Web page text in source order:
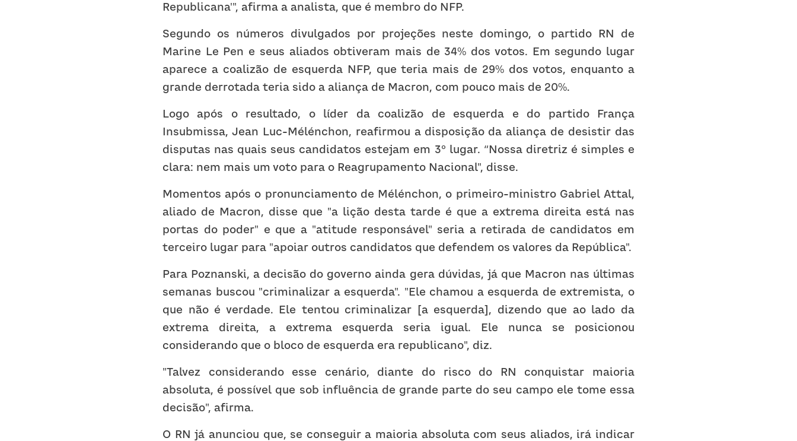
Republicana'", afirma a analista, que é membro do NFP.
Segundo os números divulgados por projeções neste domingo, o partido RN de
Marine Le Pen e seus aliados obtiveram mais de 34% dos votos. Em segundo lugar
aparece a coalizão de esquerda NFP, que teria mais de 29% dos votos, enquanto a
grande derrotada teria sido a aliança de Macron, com pouco mais de 20%.
Logo após o resultado, o líder da coalizão de esquerda e do partido França
Insubmissa, Jean Luc-Mélénchon, reafirmou a disposição da aliança de desistir das
disputas nas quais seus candidatos estejam em 3º lugar. “Nossa diretriz é simples e
clara: nem mais um voto para o Reagrupamento Nacional", disse.
Momentos após o pronunciamento de Mélénchon, o primeiro-ministro Gabriel Attal,
aliado de Macron, disse que "a lição desta tarde é que a extrema direita está nas
portas do poder" e que a "atitude responsável" seria a retirada de candidatos em
terceiro lugar para "apoiar outros candidatos que defendem os valores da República".
Para Poznanski, a decisão do governo ainda gera dúvidas, já que Macron nas últimas
semanas buscou "criminalizar a esquerda". "Ele chamou a esquerda de extremista, o
que não é verdade. Ele tentou criminalizar [a esquerda], dizendo que ao lado da
extrema direita, a extrema esquerda seria igual. Ele nunca se posicionou
considerando que o bloco de esquerda era republicano", diz.
"Talvez considerando esse cenário, diante do risco do RN conquistar maioria
absoluta, é possível que sob influência de grande parte do seu campo ele tome essa
decisão", afirma.
O RN já anunciou que, se conseguir a maioria absoluta com seus aliados, irá indicar